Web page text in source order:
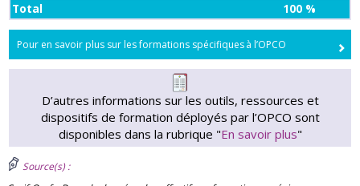
Total 100 %
Pour en savoir plus sur les formations spécifiques à l’OPCO
D’autres informations sur les outils, ressources et
dispositifs de formation déployés par l’OPCO sont
disponibles dans la rubrique "En savoir plus"
Source(s) :